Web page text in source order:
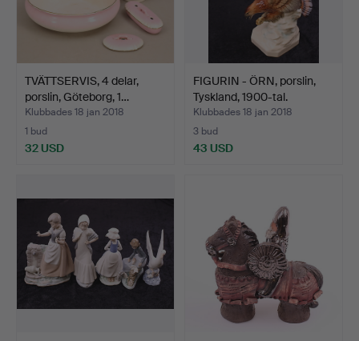
TVÄTTSERVIS, 4 delar,
porslin, Göteborg, 1…
Klubbades 18 jan 2018
1 bud
32 USD
FIGURIN - ÖRN, porslin,
Tyskland, 1900-tal.
Klubbades 18 jan 2018
3 bud
43 USD